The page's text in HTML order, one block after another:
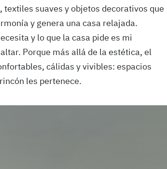
suaves y objetos decorativos que
y genera una casa relajada.
y lo que la casa pide es mi
Porque más allá de la estética, el
cálidas y vivibles: espacios
les pertenece.